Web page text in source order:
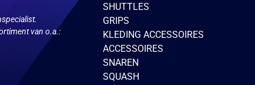
van o.a.:
SHUTTLES
GRIPS
KLEDING ACCESSOIRES
ACCESSOIRES
SNAREN
SQUASH